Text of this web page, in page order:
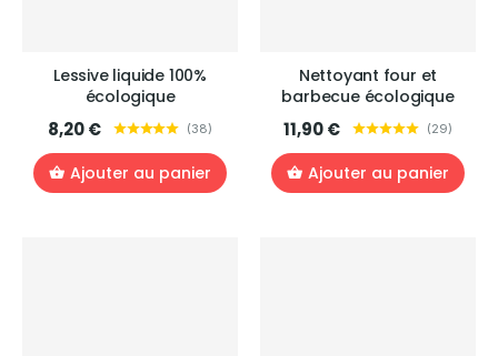
Lessive liquide 100%
écologique
8,20 € (38)
Ajouter au panier
Nettoyant four et
barbecue écologique
11,90 € (29)
Ajouter au panier